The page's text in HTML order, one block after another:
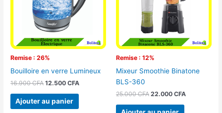
Remise : 26%
Bouilloire en verre Lumineux
16.900CFA 12.500CFA
Ajouter au panier
Remise : 12%
Mixeur Smoothie Binatone
BLS-360
25.000CFA 22.000 CFA